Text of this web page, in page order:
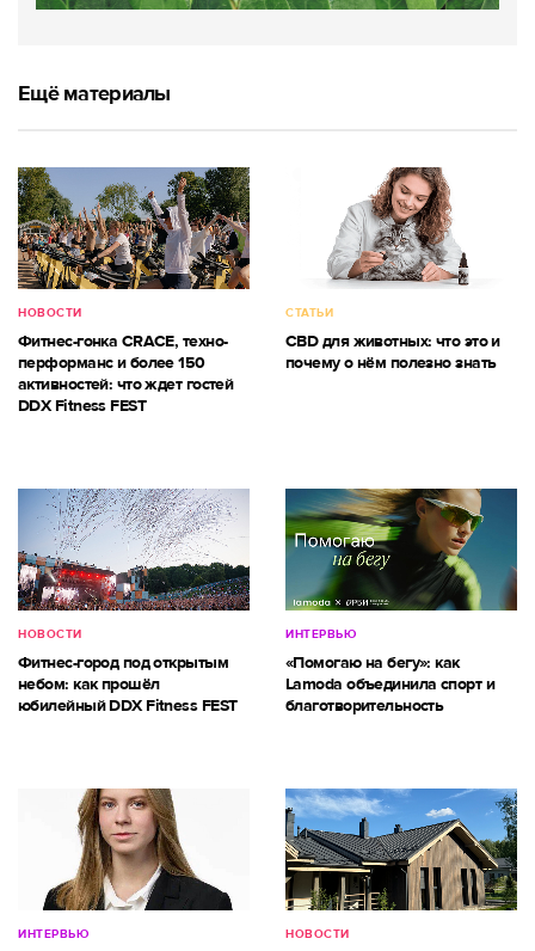
Ещё материалы
НОВОСТИ
Фитнес-гонка CRACE, техно-
перформанс и более 150
активностей: что ждет гостей
DDX Fitness FEST
СТАТЬИ
CBD для животных: что это и
почему о нём полезно знать
НОВОСТИ
Фитнес-город под открытым
небом: как прошёл
юбилейный DDX Fitness FEST
ИНТЕРВЬЮ
«Помогаю на бегу»: как
Lamoda объединила спорт и
благотворительность
ИНТЕРВЬЮ НОВОСТИ